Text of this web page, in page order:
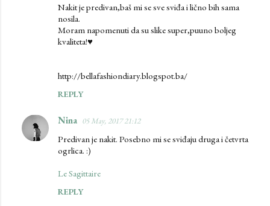
Nakit je predivan,baš mi se sve sviđa i lično bih sama
nosila.
Moram napomenuti da su slike super,puuno boljeg
kvaliteta!♥
http://bellafashiondiary.blogspot.ba/
REPLY
Nina 05 May, 2017 21:12
Predivan je nakit. Posebno mi se sviđaju druga i četvrta
ogrlica. :)
Le Sagittaire
REPLY